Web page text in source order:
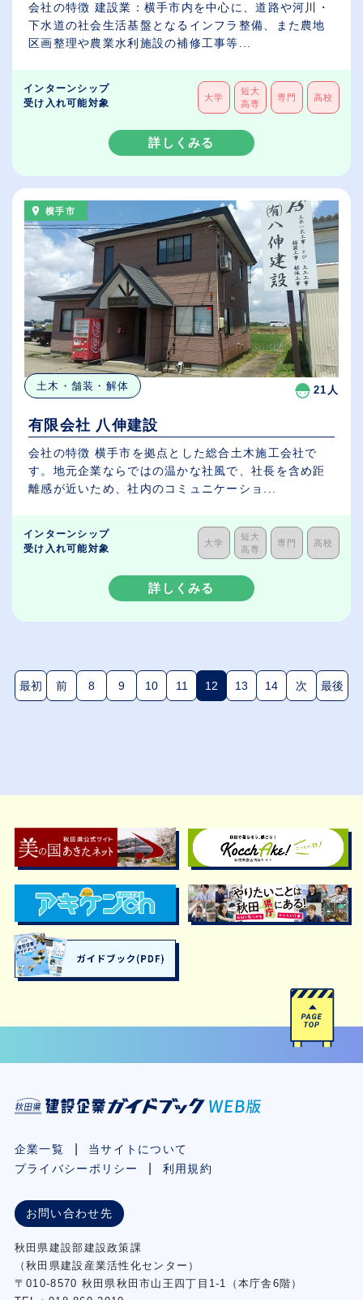
会社の特徴 建設業：横手市内を中心に、道路や河川・
下水道の社会生活基盤となるインフラ整備、また農地
区画整理や農業水利施設の補修工事等...
インターンシップ
受け入れ可能対象
大学
短大
高専
専門 高校
詳しくみる
横手市
土木・舗装・解体 21人
有限会社 八伸建設
会社の特徴 横手市を拠点とした総合土木施工会社で
す。地元企業ならではの温かな社風で、社長を含め距
離感が近いため、社内のコミュニケーショ...
インターンシップ
受け入れ可能対象
大学
短大
高専
専門 高校
詳しくみる
最初 前 8 9 10 11 12(現在のページ)
13 14 次 最後
企業一覧
当サイトについて
プライバシーポリシー
利用規約
お問い合わせ先
秋⽥県建設部建設政策課
（秋⽥県建設産業活性化センター）
〒010-8570 秋田県秋田市⼭王四丁⽬1-1（本庁舎6階）